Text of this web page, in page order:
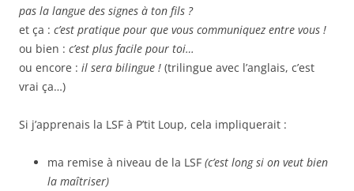
pas la langue des signes à ton fils ?
et ça : c’est pratique pour que vous communiquez entre vous !
ou bien : c’est plus facile pour toi…
ou encore : il sera bilingue ! (trilingue avec l’anglais, c’est
vrai ça…)
Si j’apprenais la LSF à P’tit Loup, cela impliquerait :
ma remise à niveau de la LSF (c’est long si on veut bien
la maîtriser)